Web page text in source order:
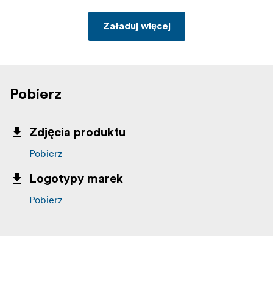
Załaduj więcej
Pobierz
Zdjęcia produktu
Pobierz
Logotypy marek
Pobierz